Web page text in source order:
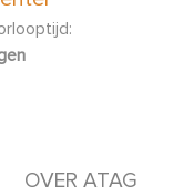
OVER ATAG